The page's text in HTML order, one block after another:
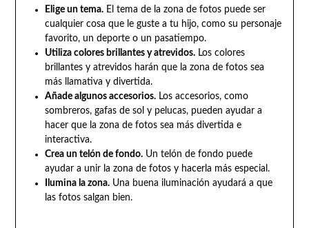
Elige un tema.El tema de la zona de fotos puede ser
cualquier cosa que le guste a tu hijo, como su personaje
favorito, un deporte o un pasatiempo.
Utiliza colores brillantes y atrevidos.Los colores
brillantes y atrevidos harán que la zona de fotos sea
más llamativa y divertida.
Añade algunos accesorios.Los accesorios, como
sombreros, gafas de sol y pelucas, pueden ayudar a
hacer que la zona de fotos sea más divertida e
interactiva.
Crea un telón de fondo.Un telón de fondo puede
ayudar a unir la zona de fotos y hacerla más especial.
Ilumina la zona.Una buena iluminación ayudará a que
las fotos salgan bien.